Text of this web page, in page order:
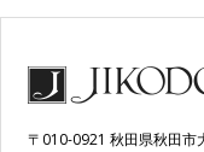
〒010-0921 秋田県秋田市